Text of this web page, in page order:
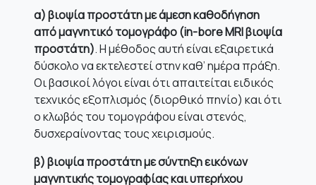
α) βιοψία προστάτη με άμεση καθοδήγηση
από μαγνητικό τομογράφο (in-boreMRI βιοψία
προστάτη). Η μέθοδος αυτή είναι εξαιρετικά
δύσκολο να εκτελεστεί στην καθ’ ημέρα πράξη.
Οι βασικοί λόγοι είναι ότι απαιτείται ειδικός
τεχνικός εξοπλισμός (διορθικό πηνίο) και ότι
ο κλωβός του τομογράφου είναι στενός,
δυσχεραίνοντας τους χειρισμούς.
β) βιοψία προστάτη με σύντηξη εικόνων
μαγνητικής τομογραφίας και υπερήχου